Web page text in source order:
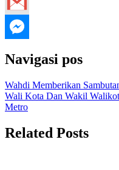
Navigasi pos
Wahdi Memberikan
Wali Kota Dan Wakil
Metro
Related Posts